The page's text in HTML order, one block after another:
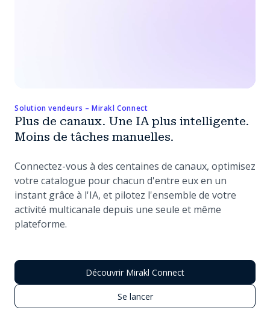
Solution vendeurs – Mirakl Connect
Plus de canaux. Une IA plus intelligente.
Moins de tâches manuelles.
Connectez-vous à des centaines de canaux, optimisez
votre catalogue pour chacun d'entre eux en un
instant grâce à l'IA, et pilotez l'ensemble de votre
activité multicanale depuis une seule et même
plateforme.
Découvrir Mirakl Connect
Se lancer